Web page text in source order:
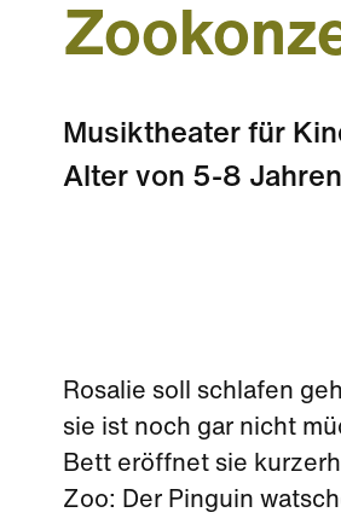
Musiktheater für
Alter von 5-8 Jahren
Rosalie soll schlafen
sie ist noch gar nicht
Bett eröffnet sie
Zoo: Der Pinguin